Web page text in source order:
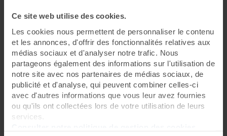
Ce site web utilise des cookies.
Les cookies nous permettent de personnaliser le contenu
et les annonces, d'offrir des fonctionnalités relatives aux
médias sociaux et d'analyser notre trafic. Nous
partageons également des informations sur l'utilisation de
notre site avec nos partenaires de médias sociaux, de
publicité et d'analyse, qui peuvent combiner celles-ci
avec d'autres informations que vous leur avez fournies
ou qu'ils ont collectées lors de votre utilisation de leurs
services.
physique encadrée. Vous ressentirez rapidement un mieux-
Programme des soins
Conseils d'experts
1 consultation de micronutrition ?
Soins thalasso